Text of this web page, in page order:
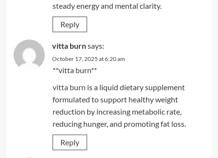
steady energy and mental clarity.
Reply
vitta burnsays:
October 17, 2025 at 6:20 am
**vitta burn**
vitta burn is a liquid dietary supplement
formulated to support healthy weight
reduction by increasing metabolic rate,
reducing hunger, and promoting fat loss.
Reply